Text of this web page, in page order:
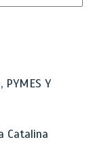
PYMES Y
Catalina